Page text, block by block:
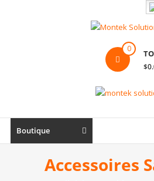
Ordinateur,
0
Boutique
Accessoires